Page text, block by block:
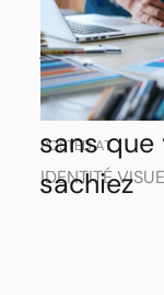
identité
fait fuir
meilleurs
sans que
sachiez
POSTED AT
IDENTITÉ